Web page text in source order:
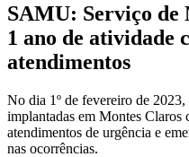
SAMU: Serviço de
1 ano de atividade
atendimentos
No dia 1º de fevereiro de
implantadas em Montes
atendimentos de urgência e
nas ocorrências.